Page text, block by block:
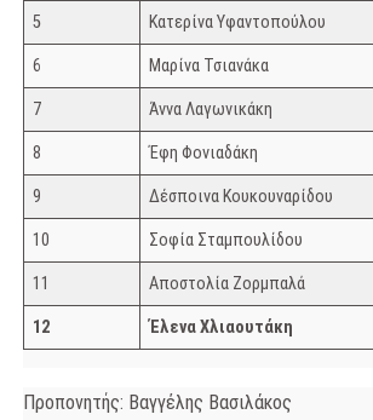
5 Κατερίνα Υφαντοπούλου
6 Μαρίνα Τσιανάκα
7 Άννα Λαγωνικάκη
8 Έφη Φονιαδάκη
9 Δέσποινα Κουκουναρίδου
10 Σοφία Σταμπουλίδου
11 Αποστολία Ζορμπαλά
12 Έλενα Χλιαουτάκη
Προπονητής: Βαγγέλης Βασιλάκος